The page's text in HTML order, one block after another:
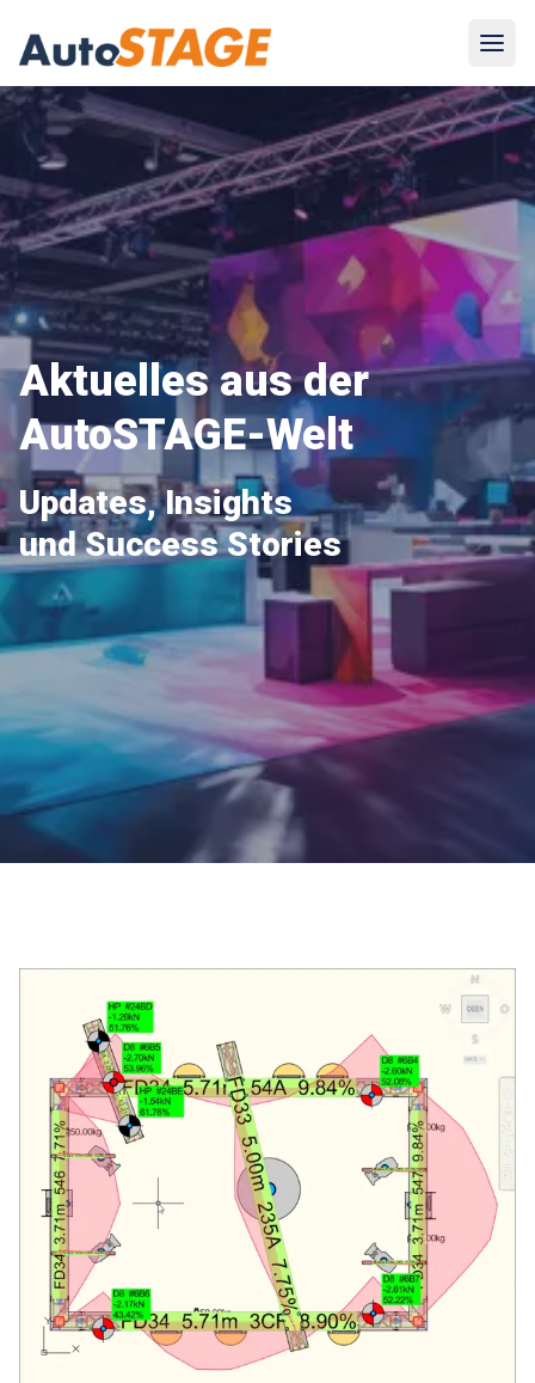
Aktuelles aus der
AutoSTAGE-Welt
Updates, Insights
und Success Stories